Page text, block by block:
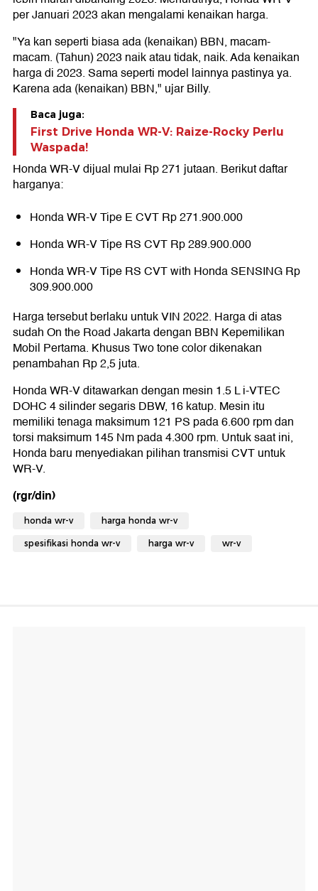
per Januari 2023 akan mengalami kenaikan harga.
"Ya kan seperti biasa ada (kenaikan) BBN, macam-
macam. (Tahun) 2023 naik atau tidak, naik. Ada kenaikan
harga di 2023. Sama seperti model lainnya pastinya ya.
Karena ada (kenaikan) BBN," ujar Billy.
Baca juga:
First Drive Honda WR-V: Raize-Rocky Perlu
Waspada!
Honda WR-V dijual mulai Rp 271 jutaan. Berikut daftar
harganya:
Honda WR-V Tipe E CVT Rp 271.900.000
Honda WR-V Tipe RS CVT Rp 289.900.000
Honda WR-V Tipe RS CVT with Honda SENSING Rp
309.900.000
Harga tersebut berlaku untuk VIN 2022. Harga di atas
sudah On the Road Jakarta dengan BBN Kepemilikan
Mobil Pertama. Khusus Two tone color dikenakan
penambahan Rp 2,5 juta.
Honda WR-V ditawarkan dengan mesin 1.5 L i-VTEC
DOHC 4 silinder segaris DBW, 16 katup. Mesin itu
memiliki tenaga maksimum 121 PS pada 6.600 rpm dan
torsi maksimum 145 Nm pada 4.300 rpm. Untuk saat ini,
Honda baru menyediakan pilihan transmisi CVT untuk
WR-V.
(rgr/din)
honda wr-v harga honda wr-v
spesifikasi honda wr-v harga wr-v wr-v